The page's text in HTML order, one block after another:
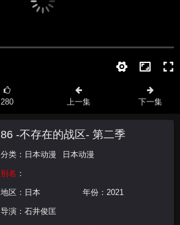
280 上一集 下一集
86 -不存在的战区- 第二季
分类： 日本动漫 日本动漫
别名 ：
地区： 日本 年份： 2021
导演： 石井俊匡